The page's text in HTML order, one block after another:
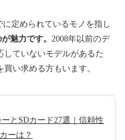
に定められているモノを指し
魅力です。 2008年以前のデ
していないモデルがあるた
い求める方もいます。
とSDカード27選｜信頼性
ーは？